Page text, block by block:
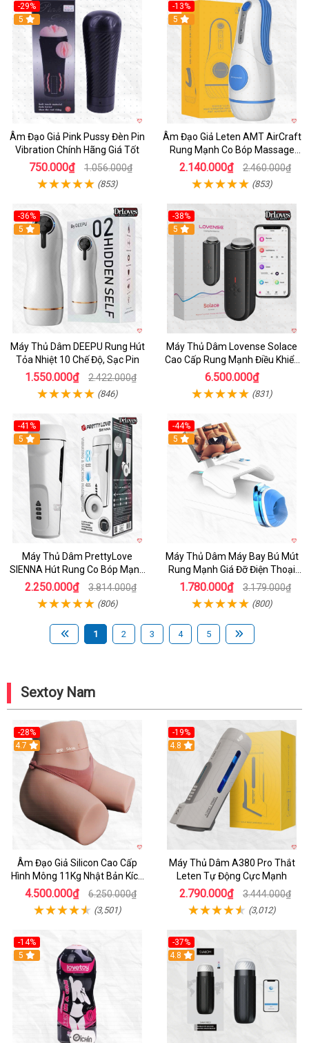
-29%
5
Âm Đạo Giả Pink Pussy Đèn Pin
Vibration Chính Hãng Giá Tốt
750.000₫ 1.056.000₫
(853)
-13%
5
Âm Đạo Giả Leten AMT AirCraft
Rung Mạnh Co Bóp Massage
Êm Ái
2.140.000₫ 2.460.000₫
(853)
-36%
Hot
5
Máy Thủ Dâm DEEPU Rung Hút
Tỏa Nhiệt 10 Chế Độ, Sạc Pin
1.550.000₫ 2.422.000₫
(846)
-38%
Hot
5
Máy Thủ Dâm Lovense Solace
Cao Cấp Rung Mạnh Điều Khiển
App
6.500.000₫
(831)
-41%
Hot
5
Máy Thủ Dâm PrettyLove
SIENNA Hút Rung Co Bóp Mạnh
Mẽ Nam
2.250.000₫ 3.814.000₫
(806)
-44%
Hot
5
Máy Thủ Dâm Máy Bay Bú Mút
Rung Mạnh Giá Đỡ Điện Thoại
Chính Hãng
1.780.000₫ 3.179.000₫
(800)
1 2 3 4 5
Sextoy Nam
-28%
4.7
Âm Đạo Giả Silicon Cao Cấp
Hình Mông 11Kg Nhật Bản Kích
Thước Như Thật
4.500.000₫ 6.250.000₫
(3,501)
-19%
Hot
4.8
Máy Thủ Dâm A380 Pro Thắt
Leten Tự Động Cực Mạnh
2.790.000₫ 3.444.000₫
(3,012)
-14%
Hot
5
-37%
4.8